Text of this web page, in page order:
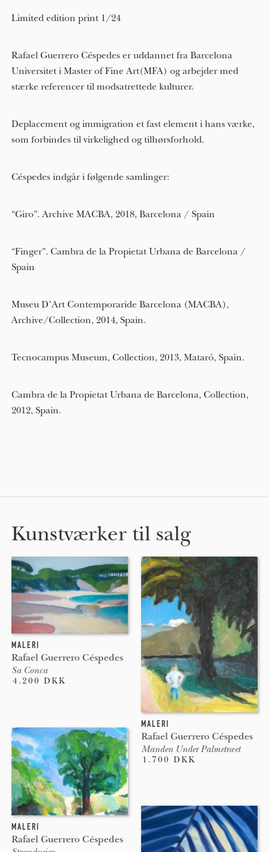
Limited edition print 1/24
Rafael Guerrero Céspedes er uddannet fra Barcelona
Universitet i Master of Fine Art(MFA) og arbejder med
stærke referencer til modsatrettede kulturer.
Deplacement og immigration et fast element i hans værke,
som forbindes til virkelighed og tilhørsforhold.
Céspedes indgår i følgende samlinger:
“Giro”. Archive MACBA, 2018, Barcelona / Spain
“Finger”. Cambra de la Propietat Urbana de Barcelona /
Spain
Museu D’Art Contemporaride Barcelona (MACBA),
Archive/Collection, 2014, Spain.
Tecnocampus Museum, Collection, 2013, Mataró, Spain.
Cambra de la Propietat Urbana de Barcelona, Collection,
2012, Spain.
Kunstværker til salg
MALERI
Rafael Guerrero Céspedes
Sa Conca
4.200 DKK
MALERI
Rafael Guerrero Céspedes
Manden Under Palmetræet
1.700 DKK
MALERI
Rafael Guerrero Céspedes